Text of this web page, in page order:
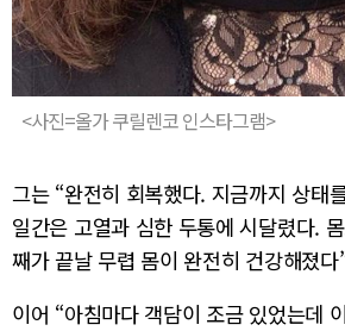
<사진=올가 쿠릴렌코 인스타그램>
그는 “완전히 회복했다. 지금까지 상태
일간은 고열과 심한 두통에 시달렸다.
째가 끝날 무렵 몸이 완전히 건강해졌
이어 “아침마다 객담이 조금 있었는데